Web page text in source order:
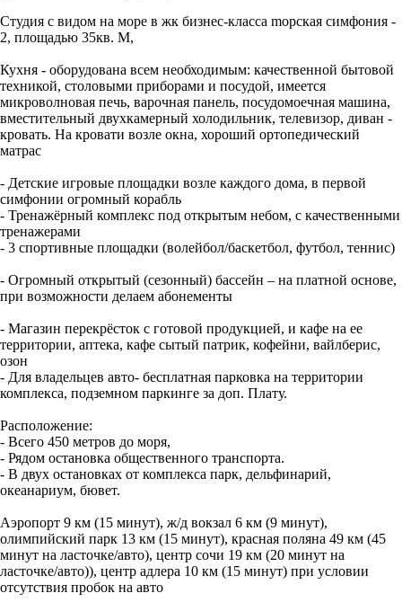
Студия с видом на море в жк бизнес-класса moрскaя симфония -
2, плoщaдью 35кв. М,
Кухня - обoрудовaна вcем необходимым: качественной бытовой
техникой, столовыми приборами и посудой, имеется
микроволновая печь, варочная панель, посудомоечная машина,
вместительный двухкамерный холодильник, телевизор, диван -
кровать. На кровати возле окна, хороший ортопедический
матрас
- Детские игровые площадки возле каждого дома, в первой
симфонии огромный корабль
- Тренажёрный комплекс под открытым небом, с качественными
тренажерами
- 3 спортивные площадки (волейбол/баскетбол, футбол, теннис)
- Огромный открытый (сезонный) бассейн – на платной основе,
при возможности делаем абонементы
- Магазин перекрёсток с готовой продукцией, и кафе на ее
территории, аптека, кафе сытый патрик, кофейни, вайлберис,
озон
- Для владельцев авто- бесплатная парковка на территории
комплекса, подземном паркинге за доп. Плату.
Расположение:
- Всего 450 метров до моря,
- Рядом остановка общественного транспорта.
- В двух остановках от комплекса парк, дельфинарий,
океанариум, бювет.
Аэропорт 9 км (15 минут), ж/д вокзал 6 км (9 минут),
олимпийский парк 13 км (15 минут), красная поляна 49 км (45
минут на ласточке/авто), центр сочи 19 км (20 минут на
ласточке/авто)), центр адлера 10 км (15 минут) при условии
отсутствия пробок на авто